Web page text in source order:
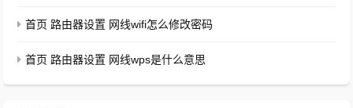
首页 路由器设置 网线wifi怎么修改密码
首页 路由器设置 网线wps是什么意思